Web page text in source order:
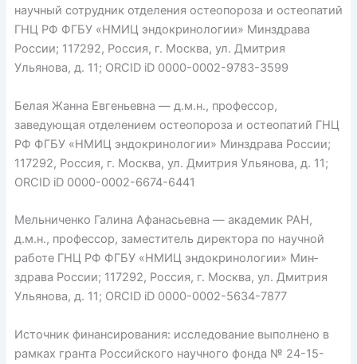
научный сотрудник отделения остеопороза и остеопатий
ГНЦ РФ ФГБУ «НМИЦ эндокринологии» Мин­здрава
России; 117292, Россия, г. Москва, ул. Дмитрия
Ульянова, д. 11; ORCID iD 0000-0002-9783-3599
Белая Жанна Евгеньевна — д.м.н., профессор,
заведующая отделением остеопороза и остеопатий ГНЦ
РФ ФГБУ «НМИЦ эндокринологии» Мин­здрава России;
117292, Россия, г. Москва, ул. Дмитрия Ульянова, д. 11;
ORCID iD 0000-0002-6674-6441
Мельниченко Галина Афанасьевна — академик РАН,
д.м.н., профессор, заместитель директора по научной
работе ГНЦ РФ ФГБУ «НМИЦ эндокринологии» Мин­
здрава России; 117292, Россия, г. Москва, ул. Дмитрия
Ульянова, д. 11; ORCID iD 0000-0002-5634-7877
Источник финансирования: исследование выполнено в
рамках гранта Российского научного фонда № 24-15-